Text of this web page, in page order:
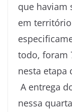
que haviam
em
todo, foram
nesta etapa
A entrega
nessa